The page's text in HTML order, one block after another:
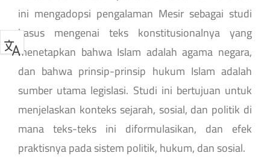
ini mengadopsi pengalaman Mesir sebagai studi
kasus mengenai teks konstitusionalnya yang
menetapkan bahwa Islam adalah agama negara,
dan bahwa prinsip-prinsip hukum Islam adalah
sumber utama legislasi. Studi ini bertujuan untuk
menjelaskan konteks sejarah, sosial, dan politik di
mana teks-teks ini diformulasikan, dan efek
praktisnya pada sistem politik, hukum, dan sosial.